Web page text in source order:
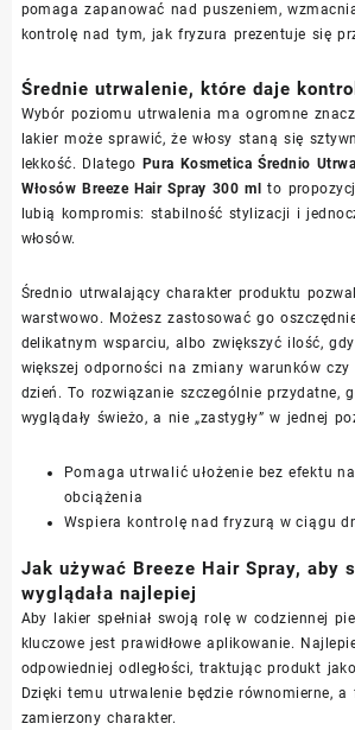
pomaga zapanować nad puszeniem,
kontrolę nad tym, jak fryzura prezentuje się
Średnie utrwalenie, które daje
Wybór poziomu utrwalenia ma ogromne
lakier może sprawić, że włosy staną się
lekkość. Dlatego Pura Kosmetica Średnio
Włosów Breeze Hair Spray 300 ml to
lubią kompromis: stabilność stylizacji i
włosów.
Średnio utrwalający charakter produktu
warstwowo. Możesz zastosować go
delikatnym wsparciu, albo zwiększyć ilość,
większej odporności na zmiany warunków czy
dzień. To rozwiązanie szczególnie przydatne,
wyglądały świeżo, a nie „zastygły” w jednej
Pomaga utrwalić ułożenie bez efektu
obciążenia
Wspiera kontrolę nad fryzurą w ciągu
Jak używać Breeze Hair Spray, aby
wyglądała najlepiej
Aby lakier spełniał swoją rolę w codziennej
kluczowe jest prawidłowe aplikowanie.
odpowiedniej odległości, traktując produkt
Dzięki temu utrwalenie będzie równomierne,
zamierzony charakter.